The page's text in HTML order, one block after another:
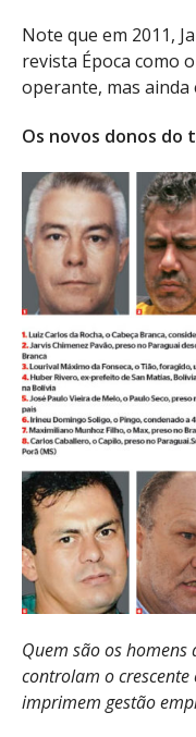
Note que em 2011,
revista Época como
operante, mas ainda
Os novos donos do
Quem são os
controlam o
imprimem gestão